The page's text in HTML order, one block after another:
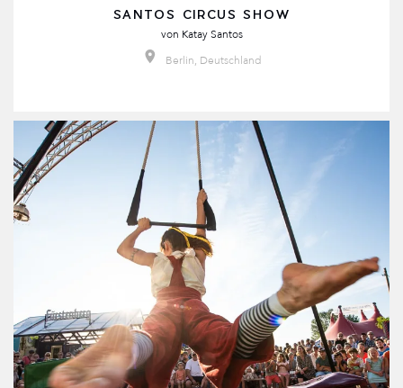
SANTOS CIRCUS SHOW
von Katay Santos
Berlin, Deutschland